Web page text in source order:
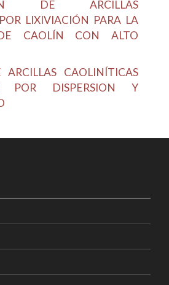
DE ARCILLAS
LIXIVIACIÓN PARA LA
CAOLÍN CON ALTO
CAOLINÍTICAS
POR DISPERSION Y